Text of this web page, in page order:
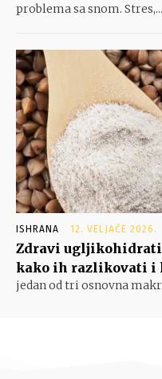
problema sa snom. Stres,...
ISHRANA 12. VELJAČE 2026.
Zdravi
kako ih razlikovati i
jedan od tri osnovna